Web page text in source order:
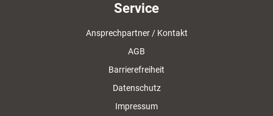
Service
Ansprechpartner / Kontakt
AGB
Barrierefreiheit
Datenschutz
Impressum